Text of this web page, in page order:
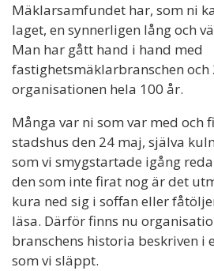
Mäklarsamfundet har, som ni
laget, en synnerligen lång och
Man har gått hand i hand med
fastighetsmäklarbranschen och
organisationen hela 100 år.
Många var ni som var med och
stadshus den 24 maj, själva
som vi smygstartade igång
den som inte firat nog är det
kura ned sig i soffan eller
läsa. Därför finns nu
branschens historia beskriven i
som vi släppt.